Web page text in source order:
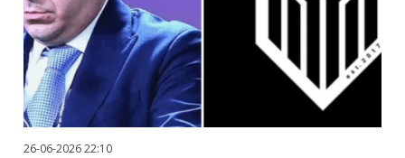
26-06-2026 22:10